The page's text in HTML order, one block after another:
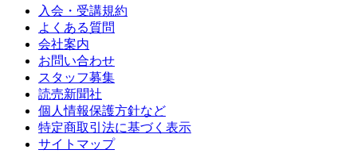
入会・受講規約
よくある質問
会社案内
お問い合わせ
スタッフ募集
読売新聞社
個人情報保護方針など
特定商取引法に基づく表示
サイトマップ